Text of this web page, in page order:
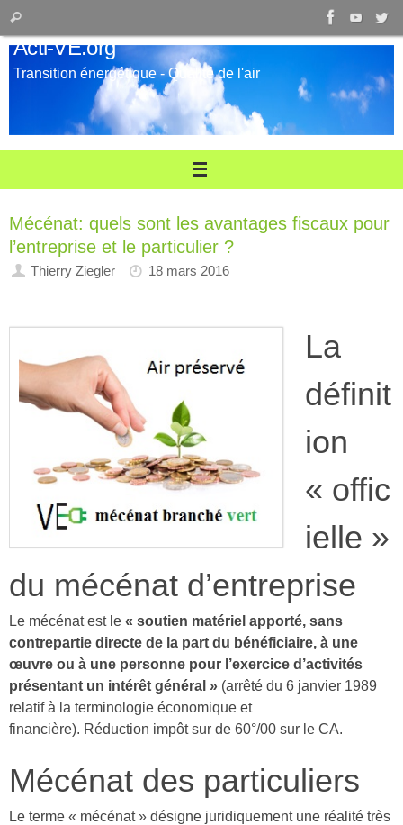
Passer
au
contenu
pour
:
Rechercher
Acti-VE.org
Transition énergétique - Qualité de l'air
Mécénat: quels sont les avantages fiscaux pour
l’entreprise et le particulier ?
Thierry Ziegler 18 mars 2016
La
définit
ion
« offic
ielle »
du mécénat d’entreprise
Le mécénat est le « soutien matériel apporté, sans
contrepartie directe de la part du bénéficiaire, à une
œuvre ou à une personne pour l’exercice d’activités
présentant un intérêt général » (arrêté du 6 janvier 1989
relatif à la terminologie économique et
financière). Réduction impôt sur de 60°/00 sur le CA.
Mécénat des particuliers
Le terme « mécénat » désigne juridiquement une réalité très